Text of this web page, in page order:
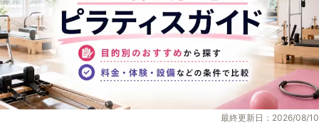
最終更新日：2026/08/10